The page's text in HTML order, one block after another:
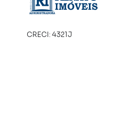
CRECI: 4321J